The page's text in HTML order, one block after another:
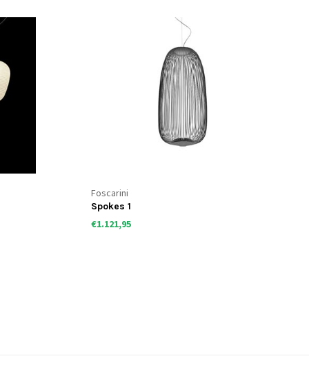
Foscarini
Spokes 1
€1.121,95